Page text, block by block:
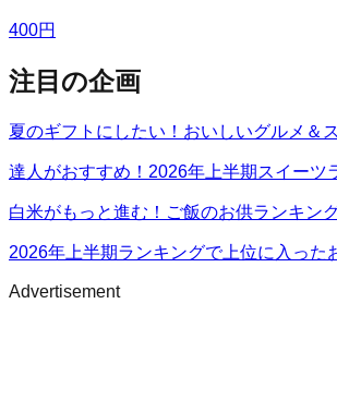
400円
注目の企画
夏のギフトにしたい！おいしいグルメ＆
達人がおすすめ！2026年上半期スイーツ
白米がもっと進む！ご飯のお供ランキン
2026年上半期ランキングで上位に入った
Advertisement